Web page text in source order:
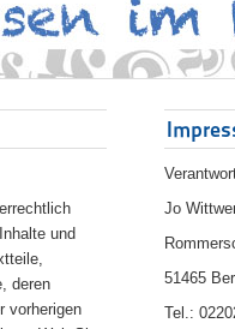
und
deren
vorherigen
Jo
51465
Tel.: